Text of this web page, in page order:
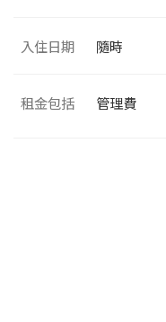
入住日期 隨時
租金包括 管理費